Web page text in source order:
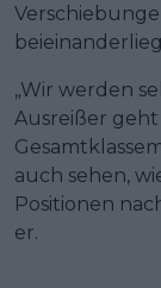
„Wir werden
Ausreißer
auch sehen,
Positionen
er.